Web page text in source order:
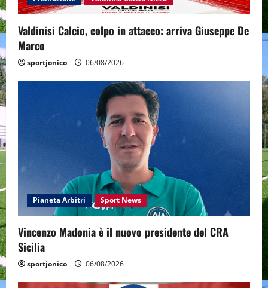
Valdinisi Calcio, colpo in attacco: arriva Giuseppe De
Marco
sportjonico 06/08/2026
Pianeta Arbitri Sport News
Vincenzo Madonia è il nuovo presidente del CRA
Sicilia
sportjonico 06/08/2026